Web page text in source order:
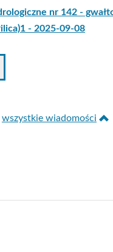
nr 142 -
- 2025-09-08
wszystkie wiadomości